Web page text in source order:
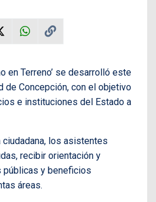
en Terreno’ se desarrolló este
de Concepción, con el objetivo
e instituciones del Estado a
los asistentes
recibir orientación y
y beneficios
áreas.